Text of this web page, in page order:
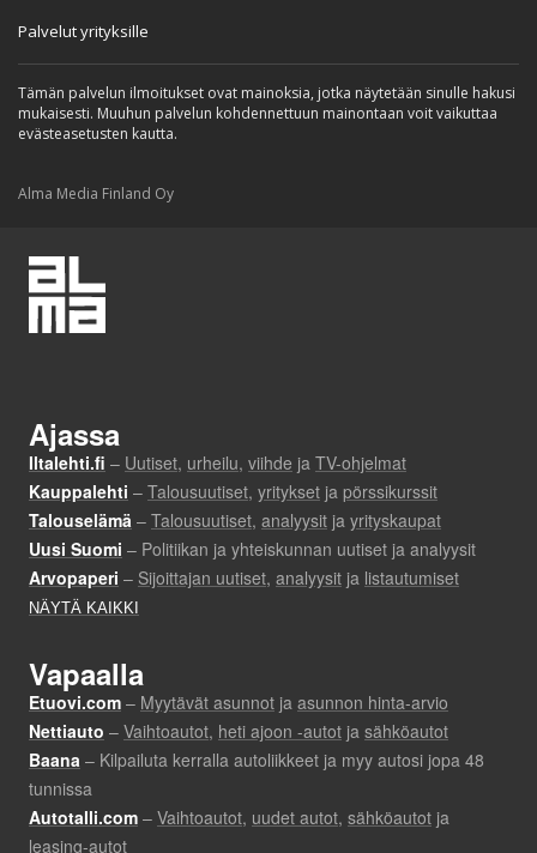
Palvelut yrityksille
Tämän palvelun ilmoitukset ovat mainoksia, jotka näytetään sinulle hakusi
mukaisesti. Muuhun palvelun kohdennettuun mainontaan voit vaikuttaa
evästeasetusten kautta.
Alma Media Finland Oy